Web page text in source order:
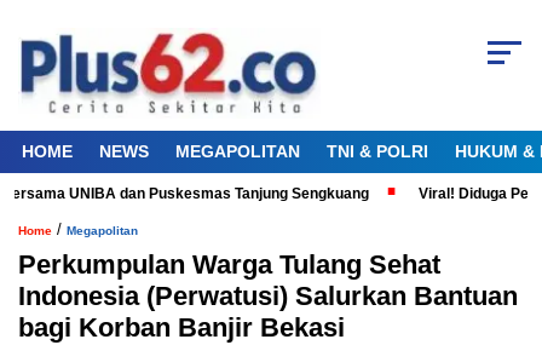
HOME NEWS MEGAPOLITAN TNI & POLRI HUKUM &
UNIBA dan Puskesmas Tanjung Sengkuang Viral! Diduga
Home / Megapolitan
Perkumpulan Warga Tulang Sehat
Indonesia (Perwatusi) Salurkan Bantuan
bagi Korban Banjir Bekasi